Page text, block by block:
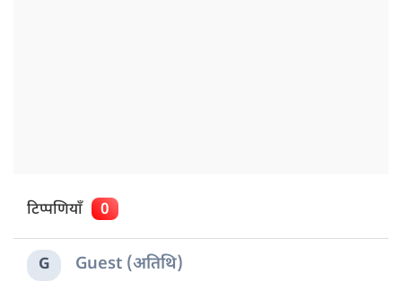
टिप्पणियाँ 0
G Guest (अतिथि)